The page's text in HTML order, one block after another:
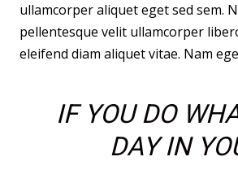
ullamcorper aliquet eget sed sem.
pellentesque velit ullamcorper
eleifend diam aliquet vitae. Nam
IF YOU DO
DAY IN